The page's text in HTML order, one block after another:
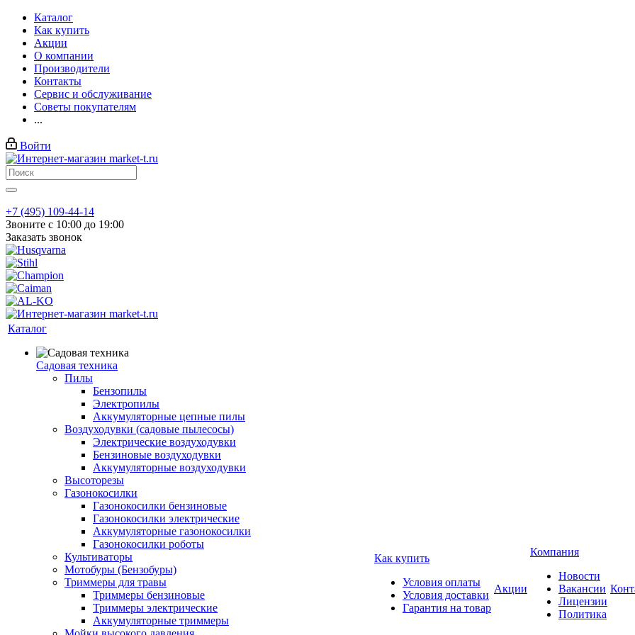
Каталог
Как купить
Акции
О компании
Производители
Контакты
Сервис и обслуживание
Советы покупателям
...
Войти
+7 (495) 109-44-14
Звоните с 10:00 до 19:00
Заказать звонок
Каталог
Садовая техника
Пилы
Бензопилы
Электропилы
Аккумуляторные цепные пилы
Воздуходувки (садовые пылесосы)
Электрические воздуходувки
Бензиновые воздуходувки
Аккумуляторные воздуходувки
Высоторезы
Газонокосилки
Газонокосилки бензиновые
Газонокосилки электрические
Аккумуляторные газонокосилки
Газонокосилки роботы
Культиваторы
Мотобуры (Бензобуры)
Триммеры для травы
Триммеры бензиновые
Триммеры электрические
Аккумуляторные триммеры
Как купить
Условия оплаты
Условия доставки
Гарантия на товар
Акции
Компания
Новости
Вакансии
Лицензии
Политика